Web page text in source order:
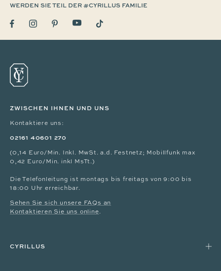
WERDEN SIE TEIL DER #CYRILLUS FAMILIE
ZWISCHEN IHNEN UND UNS
Kontaktiere uns:
02161 40601 270
(0,14 Euro/Min. Inkl. MwSt. a.d. Festnetz; Mobillfunk max
0,42 Euro/Min. inkl MsTt.)
Die Telefonleitung ist montags bis freitags von 9:00 bis
18:00 Uhr erreichbar.
Sehen Sie sich unsere FAQs an
Kontaktieren Sie uns online.
CYRILLUS